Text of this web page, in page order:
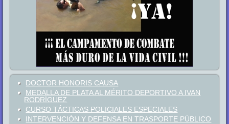
DOCTOR HONORIS CAUSA
MEDALLA DE PLATA AL MÉRITO DEPORTIVO A IVAN
RODRÍGUEZ
CURSO TÁCTICAS POLICIALES ESPECIALES
INTERVENCIÓN Y DEFENSA EN TRASPORTE PÚBLICO